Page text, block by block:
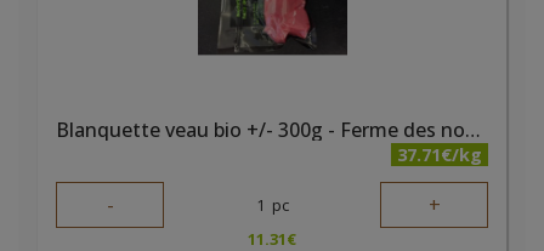
Blanquette veau bio +/- 300g - Ferme des noyers
37.71€/kg
- 1 pc +
11.31€